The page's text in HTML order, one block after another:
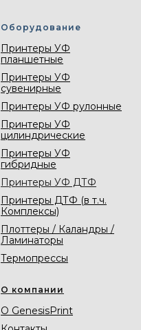
Оборудование
Принтеры УФ
планшетные
Принтеры УФ
сувенирные
Принтеры УФ рулонные
Принтеры УФ
цилиндрические
Принтеры УФ
гибридные
Принтеры УФ ДТФ
Принтеры ДТФ (в т.ч.
Комплексы)
Плоттеры / Каландры /
Ламинаторы
Термопрессы
О компании
О GenesisPrint